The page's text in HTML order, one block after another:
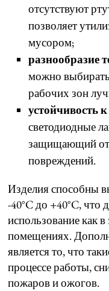
отсутствуют
позволяет
мусором;
разнообразие
можно выбирать
рабочих зон
устойчивость
светодиодные
защищающий от
повреждений.
Изделия способны
-40°C до +40°C,
использование как
помещениях.
является то, что
процессе работы,
пожаров и ожогов.